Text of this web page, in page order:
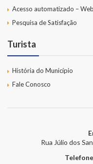
Acesso automatizado –
Pesquisa de Satisfação
Turista
História do Município
Fale Conosco
Rua Júlio dos